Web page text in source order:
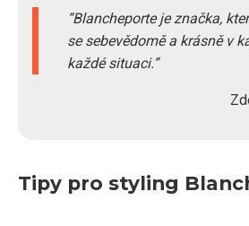
Blancheporte je značka,
se sebevědomě a krásně v
každé situaci.
Tipy pro styling